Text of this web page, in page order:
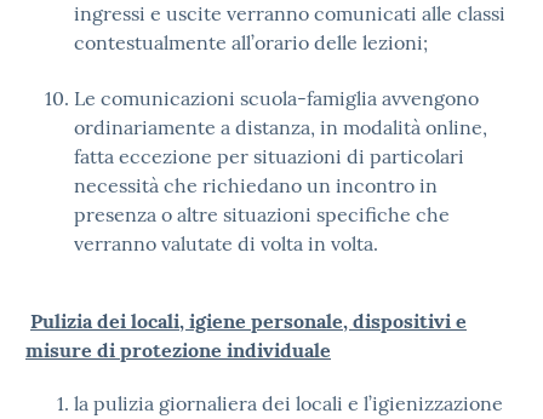
ingressi e uscite verranno comunicati alle classi
contestualmente all’orario delle lezioni;
Le comunicazioni scuola-famiglia avvengono
ordinariamente a distanza, in modalità online,
fatta eccezione per situazioni di particolari
necessità che richiedano un incontro in
presenza o altre situazioni specifiche che
verranno valutate di volta in volta.
Pulizia dei locali, igiene personale, dispositivi e
misure di protezione individuale
la pulizia giornaliera dei locali e l’igienizzazione